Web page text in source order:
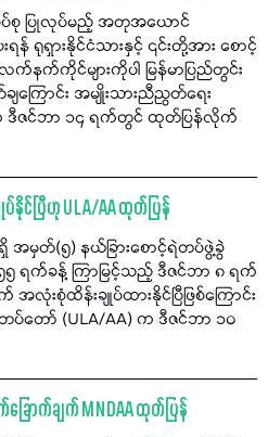
ပ်စု ပြုလုပ်မည့် အတုအယောင်
န် ရုရှားနိုင်ငံသားနှင့် ၎င်းတို့အား စောင့်
က်နက်ကိုင်များကိုပါ မြန်မာပြည်တွင်း
ြောင်း အမျိုးသားညီညွတ်ရေး
ဒီဇင်ဘာ ၁၄ ရက်တွင် ထုတ်ပြန်လိုက်
နိုင်ပြီဟု ULA/AA ထုတ်ပြန်
အမှတ်(၅) နယ်ခြားစောင့်ရဲတပ်ဖွဲ့ခွဲ
၅ ရက်ခန့် ကြာမြင့်သည့် ဒီဇင်ဘာ ၈ ရက်
းစုံထိန်းချုပ်ထားနိုင်ပြီဖြစ်ကြောင်း
ပ်တော် (ULA/AA) က ဒီဇင်ဘာ ၁၀
ခြောက်ချက် MNDAA ထုတ်ပြန်